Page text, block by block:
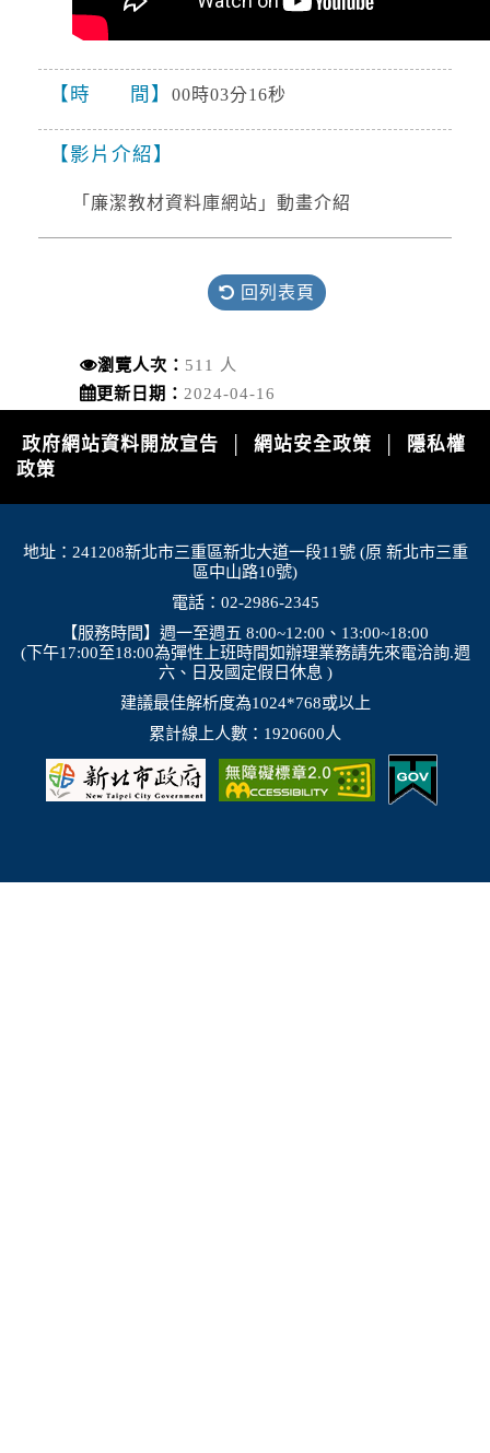
2026-08-09, 10:32│中央氣象署
今(9)日第13號颱風及其外圍環流影響，基隆市、
栗縣、臺中市、南投縣、彰化縣、屏東縣、宜蘭
道路封閉
2026-08-08, 21:00│交通部公路局
管制原因: 淡江大橋強風預警性封閉管制機車
道、自行車道及人行道，氣象預測風速達8級
2026-08-08, 17:00│新北市政府
市轄橫移門、越堤道及堤外便道只出不進管制，
並於 18 時整執行橫移門、越堤道及堤外便道封
閉作業；管制範圍為『二重疏...
開放路邊停車
2026-08-08, 17:00│新北市政府
段，包含新店溪流域、大漢溪右岸與左岸、淡水
邊，詳洽新北市府官網。 交通局補充...
2026-08-08, 17:00│新北市政府
颱風來襲，預計於 115 年 8 月 8 日 17 時整執行
市轄橫移門、越堤道及堤外便道只出不進管制，
並於 18 時整執行橫移門、越堤道及堤外便道封
閉作業；管制範圍為『二重疏...
國家森林遊樂區
2026-08-09, 00:00│農業部林業及自然保育署
白海豚颱風休園 預計開始日期：2026年08月09
日 預計恢復日期：2026年08月10日
時 間 00時03分16秒
影片介紹
「廉潔教材資料庫網站」動畫介紹
回列表頁
瀏覽人次： 511 人
更新日期： 2024-04-16
政府網站資料開放宣告 網站安全政策
隱私權
政策
地址：241208新北市三重區新北大道一段11號 (原 新北市三重
區中山路10號)
電話：02-2986-2345
【服務時間】週一至週五 8:00~12:00、13:00~18:00
(下午17:00至18:00為彈性上班時間如辦理業務請先來電洽詢.週
六、日及國定假日休息 )
建議最佳解析度為1024*768或以上
累計線上人數：1920600人